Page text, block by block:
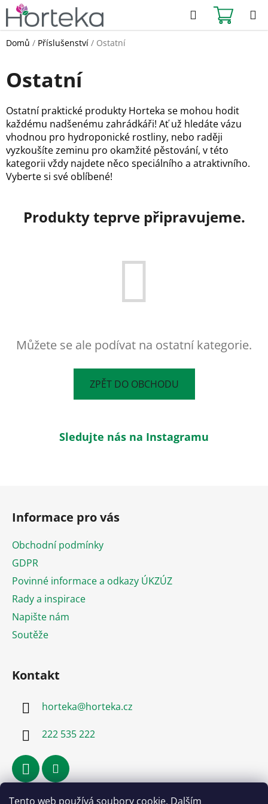
Tento web používá soubory cookie. Dalším
Přejít
na
obsah
Hledat
KOŠÍK
Domů / Příslušenství / Ostatní
Ostatní
Ostatní praktické produkty Horteka se mohou hodit
každému nadšenému zahrádkáři! Ať už hledáte vázu
vhodnou pro hydroponické rostliny, nebo raději
vyzkoušíte zeminu pro okamžité pěstování, v této
kategorii vždy najdete něco speciálního a atraktivního.
Vyberte si své oblíbené!
Produkty teprve připravujeme.
Můžete se ale podívat na ostatní kategorie.
ZPĚT DO OBCHODU
Sledujte nás na Instagramu
Informace pro vás
Obchodní podmínky
GDPR
Povinné informace a odkazy ÚKZÚZ
Rady a inspirace
Napište nám
Soutěže
Kontakt
horteka@horteka.cz
222 535 222